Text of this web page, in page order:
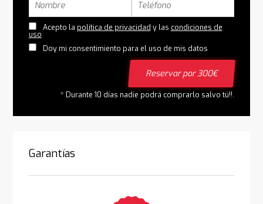
Acepto la política de privacidad y las condiciones de
uso
Doy mi consentimiento para el uso de mis datos
Reservar por 300€
* Durante 10 días nadie podrá comprarlo salvo tú!!.
Garantías